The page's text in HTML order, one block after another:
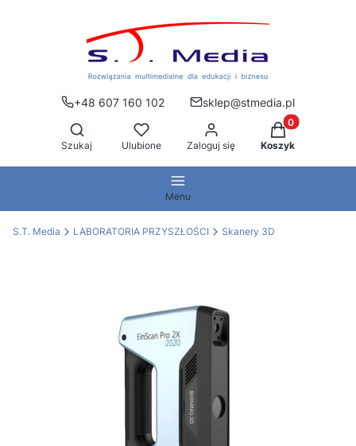
+48 607 160 102
sklep@stmedia.pl
Otwórz wyszukiwarkę
Szukaj Ulubione Zaloguj się
Produkty w
Koszyk
Menu
S.T. Media LABORATORIA PRZYSZŁOŚCI Skanery 3D